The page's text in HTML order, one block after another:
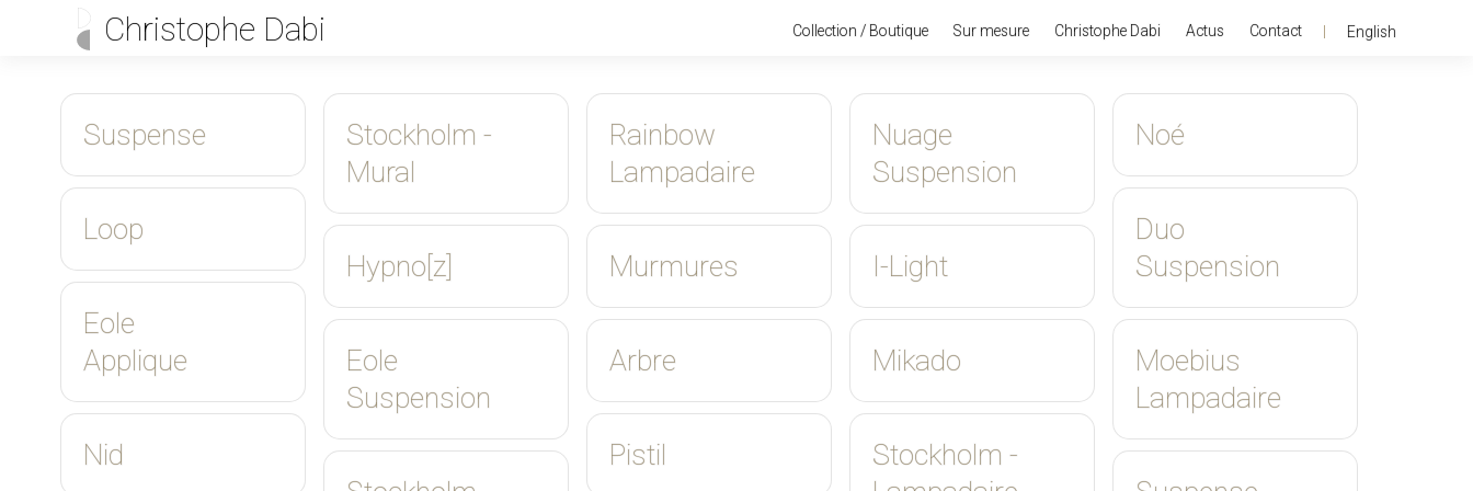
Christophe Dabi Collection / Boutique Sur mesure Christophe Dabi Actus Contact English
Suspense
Stockholm -
Mural
Rainbow
Lampadaire
Nuage
Suspension
Noé
Loop
Duo
Suspension
Hypno[z] Murmures
I-Light
Eole
Applique
Eole
Suspension
Arbre Mikado
Moebius
Lampadaire
Nid
Pistil
Stockholm -